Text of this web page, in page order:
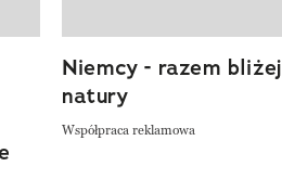
Niemcy - razem bliżej
natury
Współpraca reklamowa